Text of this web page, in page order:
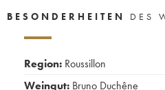
BESONDERHEITEN DES
Region: Roussillon
Weingut: Bruno Duchêne